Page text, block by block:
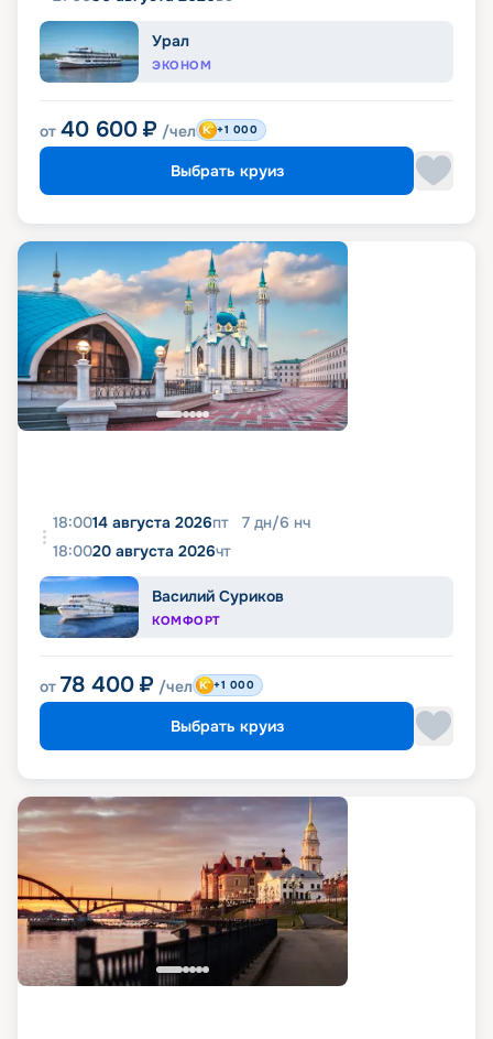
Урал
ЭКОНОМ
от 40 600 ₽ /чел +1 000
Выбрать круиз
18:0014 августа 2026пт 7 дн/6 нч
18:0020 августа 2026чт
Василий Суриков
КОМФОРТ
от 78 400 ₽ /чел +1 000
Выбрать круиз